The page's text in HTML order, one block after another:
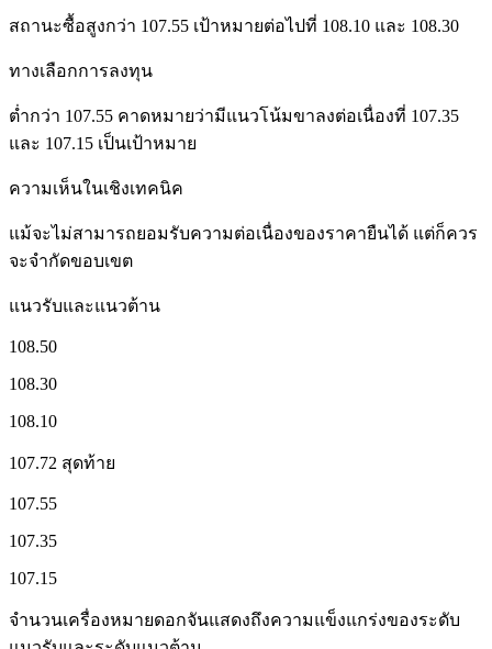
สถานะซื้อสูงกว่า 107.55 เป้าหมายต่อไปที่ 108.10 และ 108.30
ทางเลือกการลงทุน
ต่ำกว่า 107.55 คาดหมายว่ามีแนวโน้มขาลงต่อเนื่องที่ 107.35
และ 107.15 เป็นเป้าหมาย
ความเห็นในเชิงเทคนิค
แม้จะไม่สามารถยอมรับความต่อเนื่องของราคายืนได้ แต่ก็ควร
จะจำกัดขอบเขต
แนวรับและแนวต้าน
108.50
108.30
108.10
107.72 สุดท้าย
107.55
107.35
107.15
จำนวนเครื่องหมายดอกจันแสดงถึงความแข็งแกร่งของระดับ